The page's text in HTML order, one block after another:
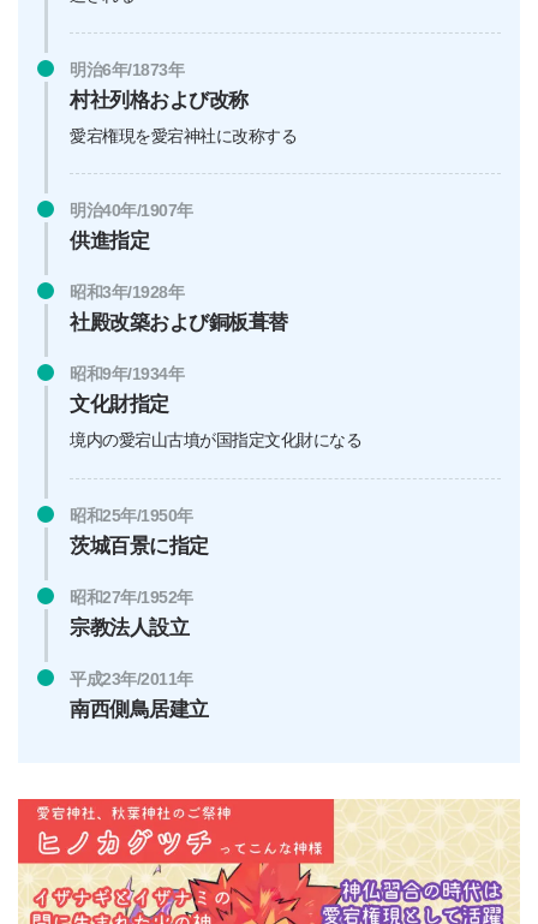
明治6年/1873年
村社列格および改称
愛宕権現を愛宕神社に改称する
明治40年/1907年
供進指定
昭和3年/1928年
社殿改築および銅板葺替
昭和9年/1934年
文化財指定
境内の愛宕山古墳が国指定文化財になる
昭和25年/1950年
茨城百景に指定
昭和27年/1952年
宗教法人設立
平成23年/2011年
南西側鳥居建立